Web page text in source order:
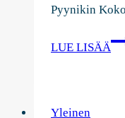
Pyynikin
LUE LISÄÄ
Yleinen